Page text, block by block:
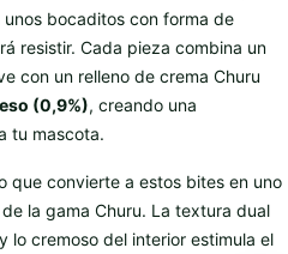
bocaditos con forma de
resistir. Cada pieza combina un
con un relleno de crema Churu
(0,9%), creando una
tu mascota.
que convierte a estos bites en uno
la gama Churu. La textura dual
lo cremoso del interior estimula el